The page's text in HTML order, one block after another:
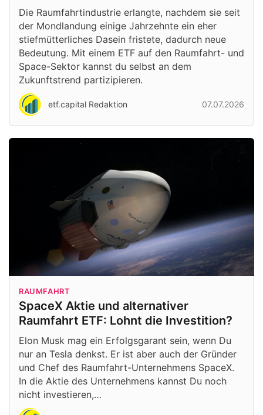
Die Raumfahrtindustrie erlangte, nachdem sie seit
der Mondlandung einige Jahrzehnte ein eher
stiefmütterliches Dasein fristete, dadurch neue
Bedeutung. Mit einem ETF auf den Raumfahrt- und
Space-Sektor kannst du selbst an dem
Zukunftstrend partizipieren.
etf.capital Redaktion 07.07.2026
RAUMFAHRT
SpaceX Aktie und alternativer
Raumfahrt ETF: Lohnt die Investition?
Elon Musk mag ein Erfolgsgarant sein, wenn Du
nur an Tesla denkst. Er ist aber auch der Gründer
und Chef des Raumfahrt-Unternehmens SpaceX.
In die Aktie des Unternehmens kannst Du noch
nicht investieren,…